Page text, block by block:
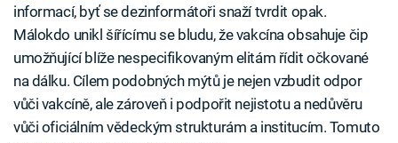
informací, byť se dezinformátoři snaží tvrdit opak.
Málokdo unikl šířícímu se bludu, že vakcína obsahuje čip
umožňující blíže nespecifikovaným elitám řídit očkované
na dálku. Cílem podobných mýtů je nejen vzbudit odpor
vůči vakcíně, ale zároveň i podpořit nejistotu a nedůvěru
vůči oficiálním vědeckým strukturám a institucím. Tomuto